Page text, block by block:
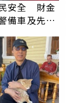
安全 財金
備車及先進